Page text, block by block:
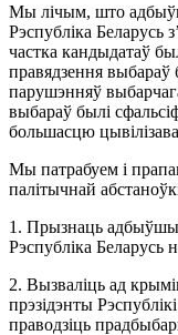
Мы лічым, што
Рэспубліка Беларусь
частка кандыдатаў
правядзення
парушэнняў
выбараў былі
большасцю
Мы патрабуем і
палітычнай
1. Прызнаць
Рэспубліка Беларусь
2. Вызваліць ад
прэзідэнты
праводзіць